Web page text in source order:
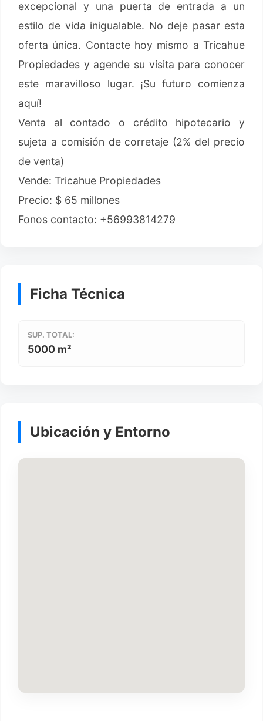
excepcional y una puerta de entrada a un
estilo de vida inigualable. No deje pasar esta
oferta única. Contacte hoy mismo a Tricahue
Propiedades y agende su visita para conocer
este maravilloso lugar. ¡Su futuro comienza
aquí!
Venta al contado o crédito hipotecario y
sujeta a comisión de corretaje (2% del precio
de venta)
Vende: Tricahue Propiedades
Precio: $ 65 millones
Fonos contacto: +56993814279
Ficha Técnica
SUP. TOTAL:
5000 m²
Ubicación y Entorno